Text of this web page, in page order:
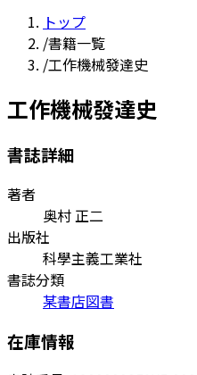
トップ
/書籍一覧
/工作機械發達史
工作機械發達史
書誌詳細
著者
奥村 正二
出版社
科學主義工業社
書誌分類
某書店図書
在庫情報